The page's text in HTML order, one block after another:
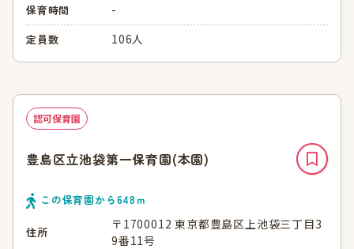
保育時間 -
定員数 106人
認可保育園
豊島区立池袋第一保育園(本園)
この保育園から648ｍ
住所
〒1700012 東京都豊島区上池袋三丁目3
9番11号